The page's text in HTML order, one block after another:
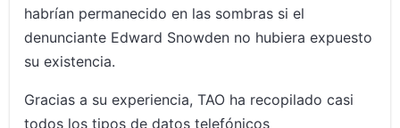
habrían permanecido en las sombras si el
denunciante Edward Snowden no hubiera expuesto
su existencia.
Gracias a su experiencia, TAO ha recopilado casi
todos los tipos de datos telefónicos